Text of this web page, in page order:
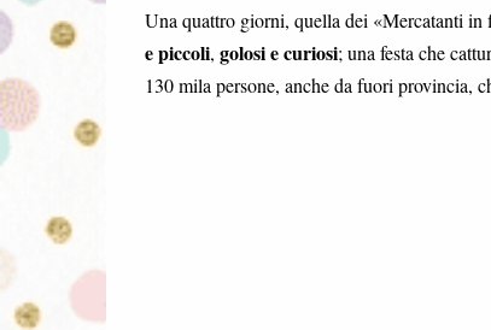
Una quattro giorni, quella dei «Mercatanti in
e piccoli, golosi e curiosi; una festa che
130 mila persone, anche da fuori provincia,